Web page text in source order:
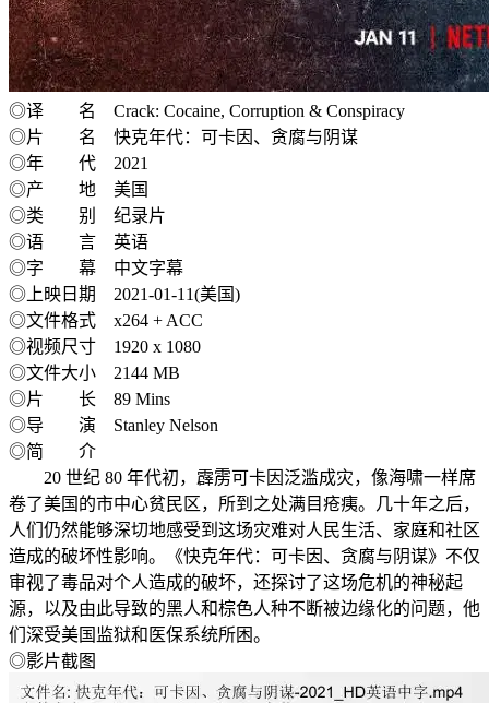
◎译 名 Crack: Cocaine, Corruption & Conspiracy
◎片 名 快克年代：可卡因、贪腐与阴谋
◎年 代 2021
◎产 地 美国
◎类 别 纪录片
◎语 言 英语
◎字 幕 中文字幕
◎上映日期 2021-01-11(美国)
◎文件格式 x264 + ACC
◎视频尺寸 1920 x 1080
◎文件大小 2144 MB
◎片 长 89 Mins
◎导 演 Stanley Nelson
◎简 介
20 世纪 80 年代初，霹雳可卡因泛滥成灾，像海啸一样席
卷了美国的市中心贫民区，所到之处满目疮痍。几十年之后，
人们仍然能够深切地感受到这场灾难对人民生活、家庭和社区
造成的破坏性影响。《快克年代：可卡因、贪腐与阴谋》不仅
审视了毒品对个人造成的破坏，还探讨了这场危机的神秘起
源，以及由此导致的黑人和棕色人种不断被边缘化的问题，他
们深受美国监狱和医保系统所困。
◎影片截图